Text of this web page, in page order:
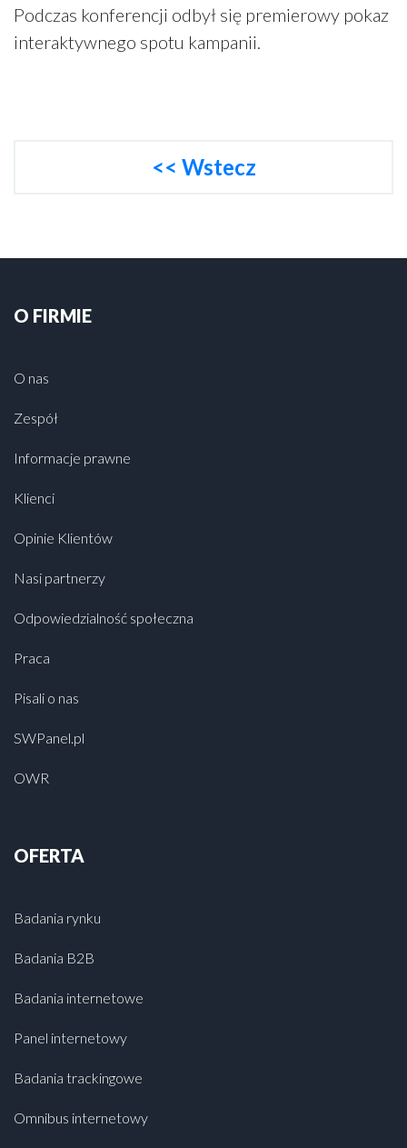
Podczas konferencji odbył się premierowy pokaz
interaktywnego spotu kampanii.
<< Wstecz
O FIRMIE
O nas
Zespół
Informacje prawne
Klienci
Opinie Klientów
Nasi partnerzy
Odpowiedzialność społeczna
Praca
Pisali o nas
SWPanel.pl
OWR
OFERTA
Badania rynku
Badania B2B
Badania internetowe
Panel internetowy
Badania trackingowe
Omnibus internetowy